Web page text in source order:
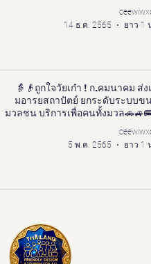
14 ธ.ค. 2565
ยาว 1
👵👴ถูกใจวัยเก๋า ! ก.คมนาคม ส่งเ
มอารยสถาปัตย์ ยกระดับระบบขน
มวลชน บริการเพื่อคนทั้งมวล
5 พ.ค. 2565
ยาว 1